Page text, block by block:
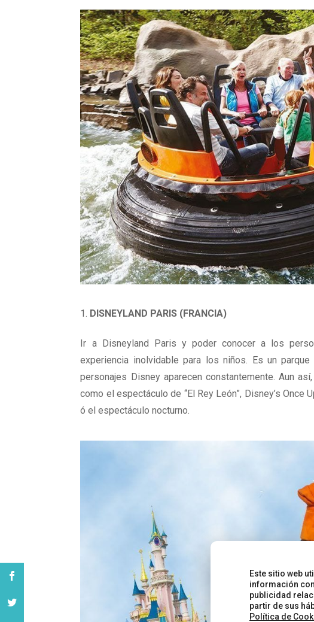
DISNEYLAND PARIS (FRANCIA)
Ir a Disneyland Paris y poder conocer a los
experiencia inolvidable para los niños. Es un
personajes Disney aparecen constantemente. Aun
como el espectáculo de “El Rey León”, Disney’s Once
ó el espectáculo nocturno.
Este sitio web
información
publicidad
partir de sus
Política de